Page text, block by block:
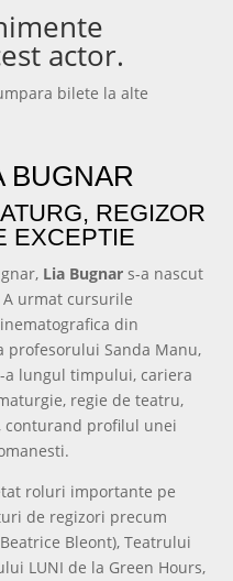
actor.
bilete la alte
BUGNAR
REGIZOR
EXCEPTIE
Lia Bugnar s-a nascut
urmat cursurile
din
profesorului Sanda Manu,
a lungul timpului, cariera
regie de teatru,
conturand profilul unei
roluri importante pe
de regizori precum
Bleont), Teatrului
LUNI de la Green Hours,